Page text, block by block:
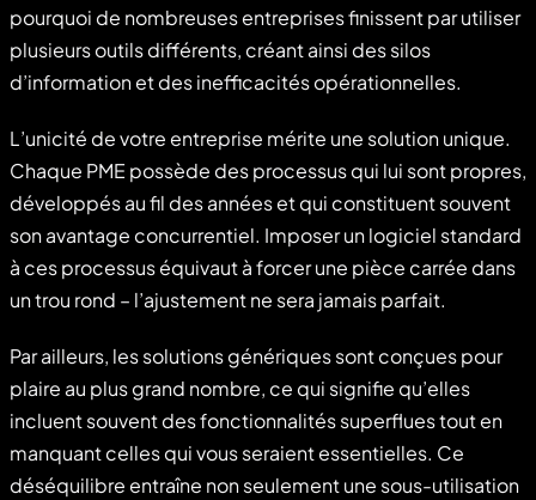
pourquoi de nombreuses entreprises finissent par utiliser
plusieurs outils différents, créant ainsi des silos
d’information et des inefficacités opérationnelles.
L’unicité de votre entreprise mérite une solution unique.
Chaque PME possède des processus qui lui sont propres,
développés au fil des années et qui constituent souvent
son avantage concurrentiel. Imposer un logiciel standard
à ces processus équivaut à forcer une pièce carrée dans
un trou rond – l’ajustement ne sera jamais parfait.
Par ailleurs, les solutions génériques sont conçues pour
plaire au plus grand nombre, ce qui signifie qu’elles
incluent souvent des fonctionnalités superflues tout en
manquant celles qui vous seraient essentielles. Ce
déséquilibre entraîne non seulement une sous-utilisation